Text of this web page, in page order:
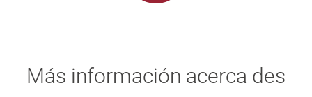
Más información acerca des